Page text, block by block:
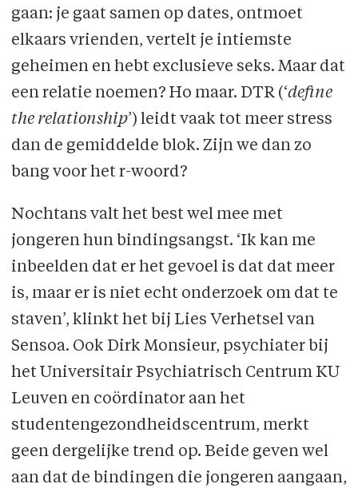
gaan: je gaat samen op dates, ontmoet
elkaars vrienden, vertelt je intiemste
geheimen en hebt exclusieve seks. Maar dat
een relatie noemen? Ho maar. DTR (‘define
the relationship’) leidt vaak tot meer stress
dan de gemiddelde blok. Zijn we dan zo
bang voor het r-woord?
Nochtans valt het best wel mee met
jongeren hun bindingsangst. ‘Ik kan me
inbeelden dat er het gevoel is dat dat meer
is, maar er is niet echt onderzoek om dat te
staven’, klinkt het bij Lies Verhetsel van
Sensoa. Ook Dirk Monsieur, psychiater bij
het Universitair Psychiatrisch Centrum KU
Leuven en coördinator aan het
studentengezondheidscentrum, merkt
geen dergelijke trend op. Beide geven wel
aan dat de bindingen die jongeren aangaan,